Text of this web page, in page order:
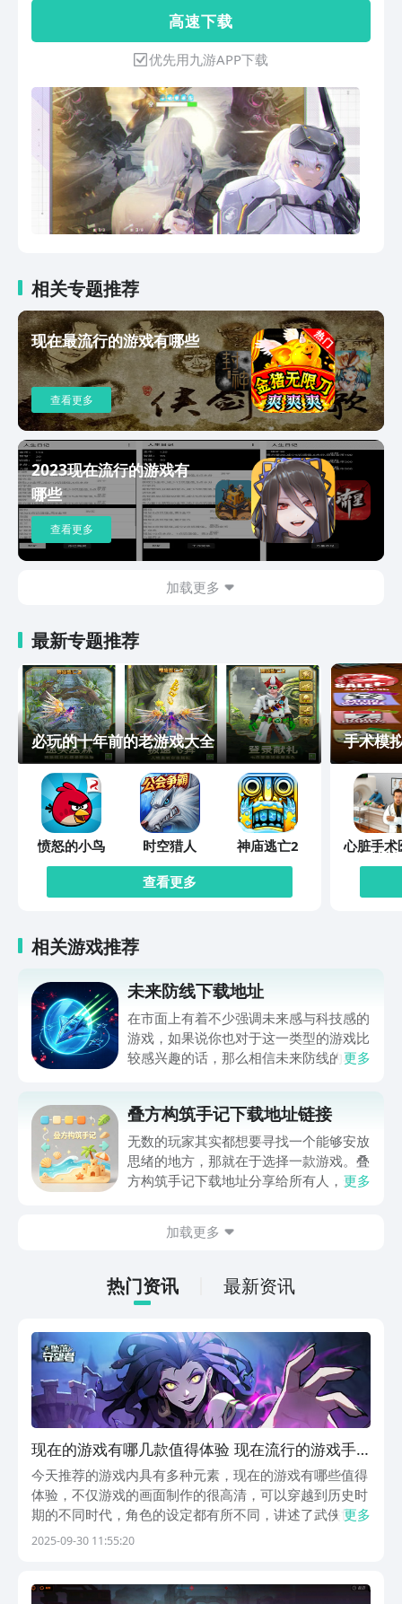
置挂机等丰富的玩法
高 速 下 载
优先用九游APP下载
相关专题推荐
现在最流行的游戏有哪些
查看更多
2023现在流行的游戏有
哪些
查看更多
加载更多
最新专题推荐
必玩的十年前的老游戏大全
愤怒的小鸟 时空猎人
神庙逃亡2
查看更多
手术模
心脏手术
模拟
相关游戏推荐
未来防线下载地址
在市面上有着不少强调未来感与科技感的
游戏，如果说你也对于这一类型的游戏比
较感兴趣的话，那么相信未来防线的名字
关链接，在最近这款游戏的热度非常之
高，无论是先进前卫的背景设定，还是紧
张有趣的战斗玩法，都吸引着不少同学的
关注，你是否也想要提前进行预约，方便
更多
叠方构筑手记下载地址链接
无数的玩家其实都想要寻找一个能够安放
思绪的地方，那就在于选择一款游戏。叠
方构筑手记下载地址分享给所有人，这一
情。如果大家想要下载这款游戏，其实方
下游戏的主要乐趣吧。
更多
加载更多
热门资讯 最新资讯
现在的游戏有哪几款值得体验 现在流行的游戏手
机版合辑2025
今天推荐的游戏内具有多种元素，现在的游戏有哪些值得
体验，不仅游戏的画面制作的很高清，可以穿越到历史时
期的不同时代，角色的设定都有所不同，讲述了武侠世界
的很多争斗，还有一些非常治愈梦幻的游戏世界，能够逐
很...
更多
2025-09-30 11:55:20